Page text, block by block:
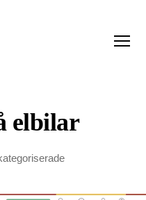
elbilar